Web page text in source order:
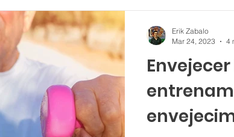
Erik Zabalo
Mar 24, 2023
4